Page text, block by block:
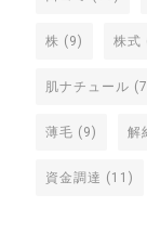
株 (9) 株式
肌ナチュール
薄毛 (9) 解
資金調達 (11)